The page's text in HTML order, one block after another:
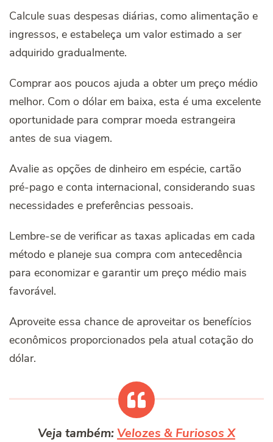
Calcule suas despesas diárias, como alimentação e
ingressos, e estabeleça um valor estimado a ser
adquirido gradualmente.
Comprar aos poucos ajuda a obter um preço médio
melhor. Com o dólar em baixa, esta é uma excelente
oportunidade para comprar moeda estrangeira
antes de sua viagem.
Avalie as opções de dinheiro em espécie, cartão
pré-pago e conta internacional, considerando suas
necessidades e preferências pessoais.
Lembre-se de verificar as taxas aplicadas em cada
método e planeje sua compra com antecedência
para economizar e garantir um preço médio mais
favorável.
Aproveite essa chance de aproveitar os benefícios
econômicos proporcionados pela atual cotação do
dólar.
Veja também:Velozes & Furiosos X